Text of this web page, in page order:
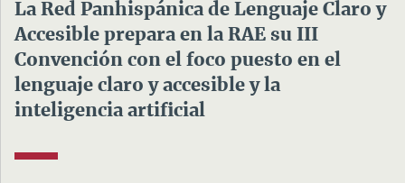
La Red Panhispánica de Lenguaje Claro y
Accesible prepara en la RAE su III
Convención con el foco puesto en el
lenguaje claro y accesible y la
inteligencia artificial